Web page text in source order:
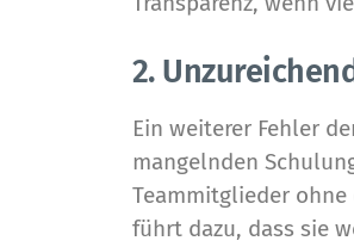
2.
Ein weiterer Fehler
mangelnden
Teammitglieder
führt dazu, dass sie